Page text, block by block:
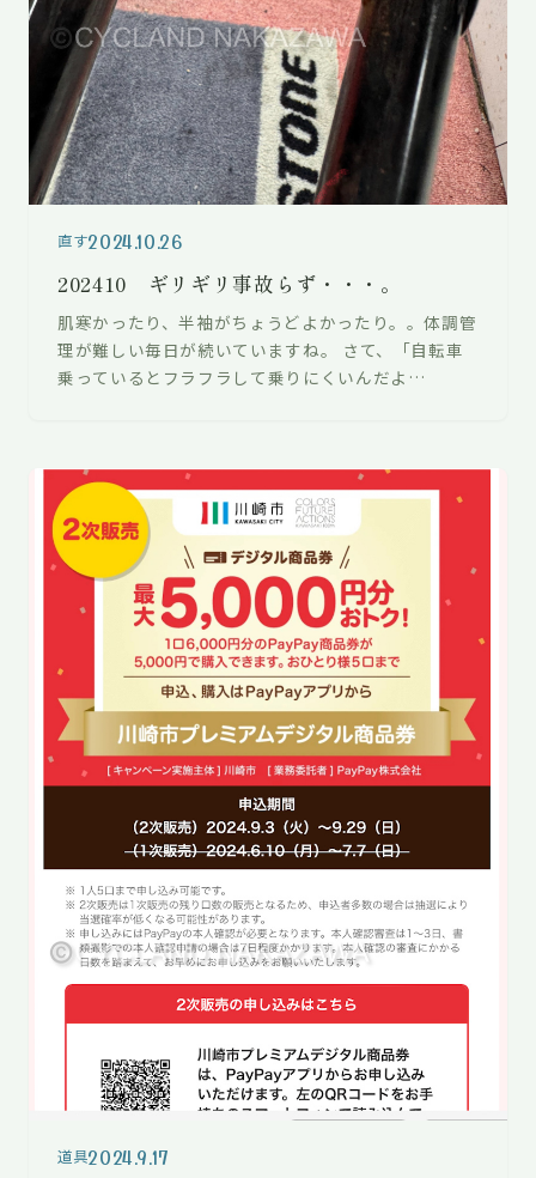
直す2024.10.26
202410 ギリギリ事故らず・・・。
肌寒かったり、半袖がちょうどよかったり。。体調管
理が難しい毎日が続いていますね。 さて、「自転車
乗っているとフラフラして乗りにくいんだよ
道具2024.9.17